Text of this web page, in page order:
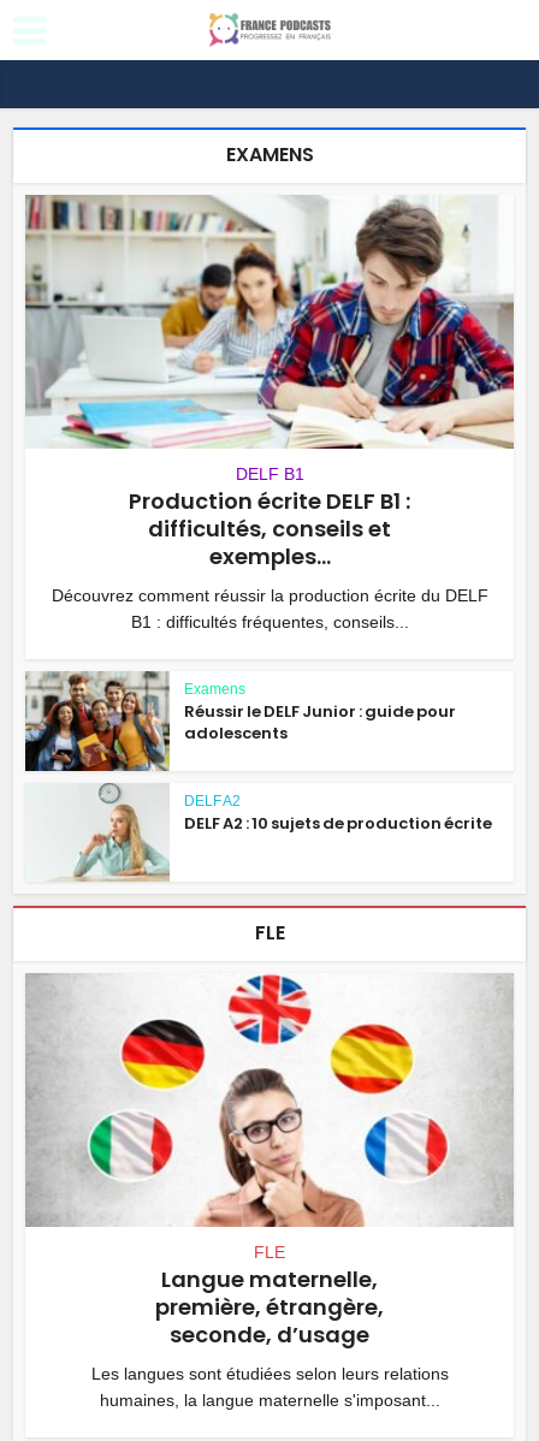
EXAMENS
DELF B1
Production écrite DELF B1 :
difficultés, conseils et
exemples...
Découvrez comment réussir la production écrite du DELF
B1 : difficultés fréquentes, conseils...
Examens
Réussir le DELF Junior : guide pour
adolescents
DELF A2
DELF A2 : 10 sujets de production écrite
FLE
FLE
Langue maternelle,
première, étrangère,
seconde, d’usage
Les langues sont étudiées selon leurs relations
humaines, la langue maternelle s'imposant...